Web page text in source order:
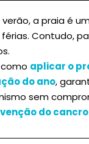
a praia é
Contudo,
aplicar o
do ano,
sem
do